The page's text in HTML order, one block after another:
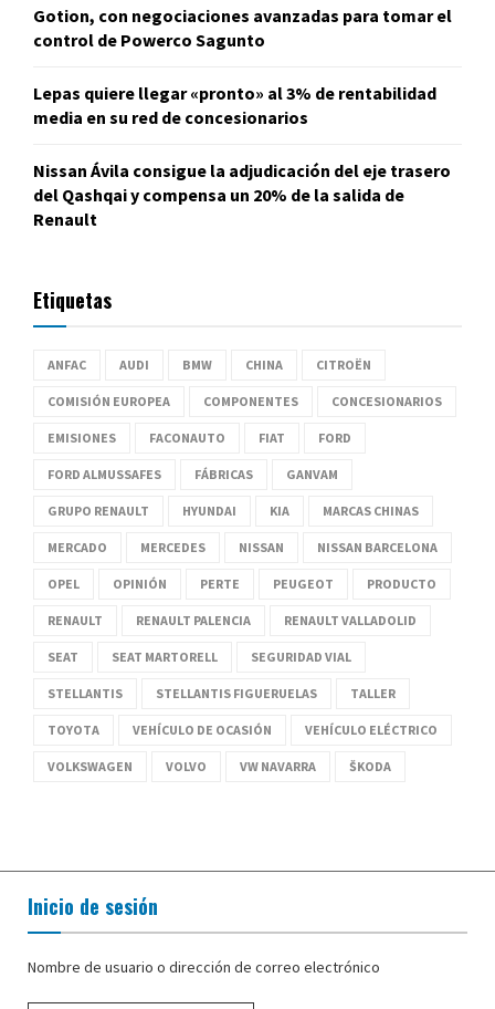
Gotion, con negociaciones avanzadas para tomar el
control de Powerco Sagunto
Lepas quiere llegar «pronto» al 3% de rentabilidad
media en su red de concesionarios
Nissan Ávila consigue la adjudicación del eje trasero
del Qashqai y compensa un 20% de la salida de
Renault
Etiquetas
ANFAC AUDI BMW CHINA CITROËN
COMISIÓN EUROPEA COMPONENTES CONCESIONARIOS
EMISIONES FACONAUTO FIAT FORD
FORD ALMUSSAFES FÁBRICAS GANVAM
GRUPO RENAULT HYUNDAI KIA MARCAS CHINAS
MERCADO MERCEDES NISSAN NISSAN BARCELONA
OPEL OPINIÓN PERTE PEUGEOT PRODUCTO
RENAULT RENAULT PALENCIA RENAULT VALLADOLID
SEAT SEAT MARTORELL SEGURIDAD VIAL
STELLANTIS STELLANTIS FIGUERUELAS TALLER
TOYOTA VEHÍCULO DE OCASIÓN VEHÍCULO ELÉCTRICO
VOLKSWAGEN VOLVO VW NAVARRA ŠKODA
Inicio de sesión
Nombre de usuario o dirección de correo electrónico